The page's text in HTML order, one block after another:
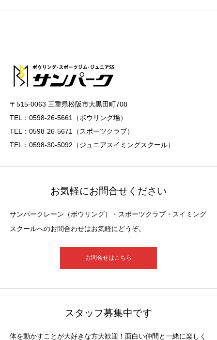
〒515-0063 三重県松阪市大黒田町708
TEL：0598-26-5661（ボウリング場）
TEL：0598-26-5671（スポーツクラブ）
TEL：0598-30-5092（ジュニアスイミングスクール）
お気軽にお問合せください
サンパークレーン（ボウリング）・スポーツクラブ・スイミング
スクールへのお問合わせはお気軽にどうぞ。
お問合せはこちら
スタッフ募集中です
体を動かすことが大好きな方大歓迎！面白い仲間と一緒に楽しく